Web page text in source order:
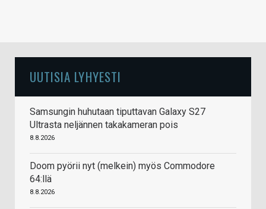
UUTISIA LYHYESTI
Samsungin huhutaan tiputtavan Galaxy S27
Ultrasta neljännen takakameran pois
8.8.2026
Doom pyörii nyt (melkein) myös Commodore
64:llä
8.8.2026